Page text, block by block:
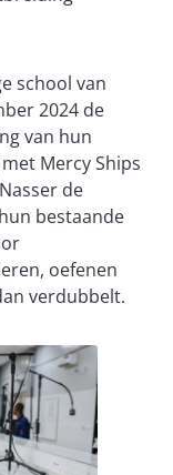
school van
2024 de
van hun
Mercy Ships
de
bestaande
oefenen
verdubbelt.